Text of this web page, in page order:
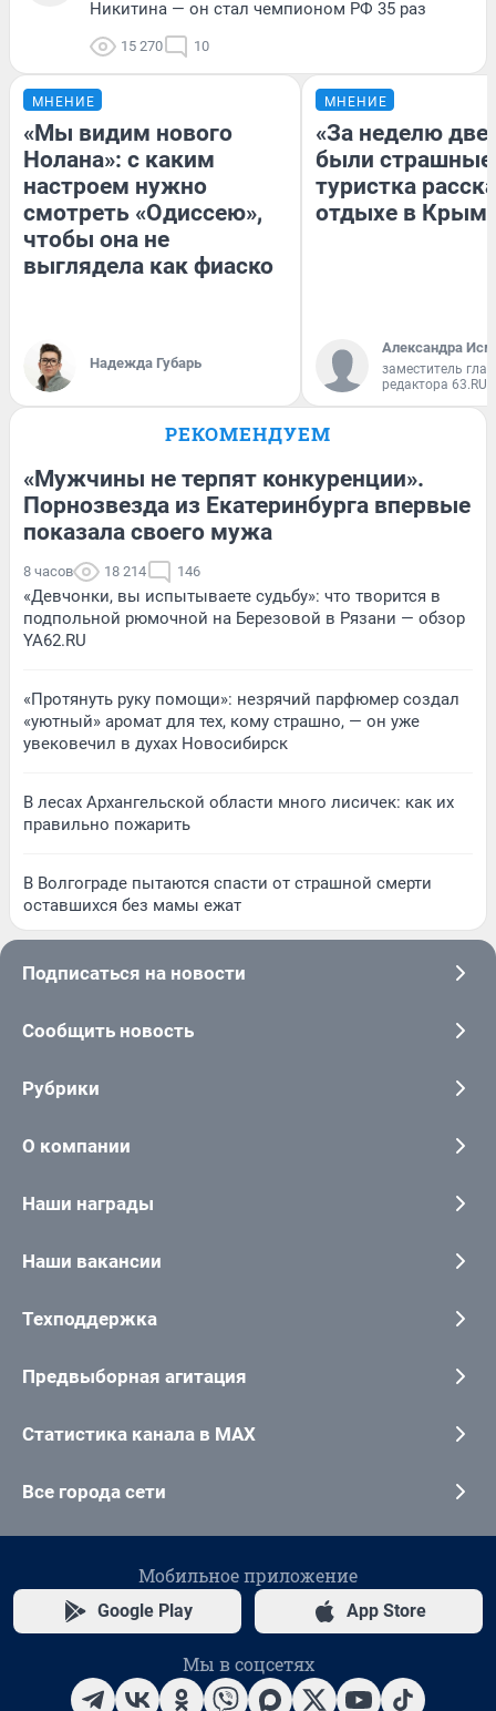
Никитина — он стал чемпионом РФ 35 раз
15 270 10
МНЕНИЕ
«Мы видим нового
Нолана»: с каким
настроем нужно
смотреть «Одиссею»,
чтобы она не
выглядела как фиаско
Надежда Губарь
МНЕНИЕ
«За неделю две
были
туристка
отдыхе в
Александра
заместитель
редактора 63.RU
РЕКОМЕНДУЕМ
«Мужчины не терпят конкуренции».
Порнозвезда из Екатеринбурга впервые
показала своего мужа
8 часов 18 214 146
«Девчонки, вы испытываете судьбу»: что творится в
подпольной рюмочной на Березовой в Рязани — обзор
YA62.RU
«Протянуть руку помощи»: незрячий парфюмер создал
«уютный» аромат для тех, кому страшно, — он уже
увековечил в духах Новосибирск
В лесах Архангельской области много лисичек: как их
правильно пожарить
В Волгограде пытаются спасти от страшной смерти
оставшихся без мамы ежат
Подписаться на новости
Сообщить новость
Рубрики
О компании
Наши награды
Наши вакансии
Техподдержка
Предвыборная агитация
Статистика канала в MAX
Все города сети
Мобильное приложение
Google Play App Store
Мы в соцсетях